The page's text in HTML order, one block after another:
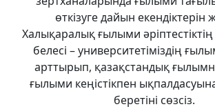
өткізуге дайын екендіктерін
Халықаралық ғылыми
белесі – университетіміздің
арттырып, қазақстандық
ғылыми кеңістікпен
беретіні сөзсіз.